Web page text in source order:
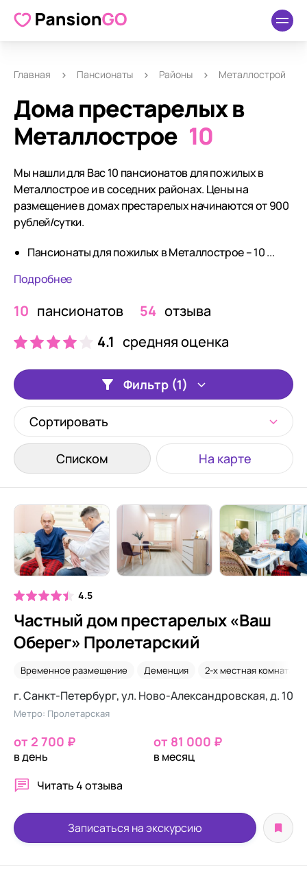
Главная Пансионаты Районы Металлострой
Дома престарелых в
Металлострое 10
Мы нашли для Вас 10 пансионатов для пожилых в
Металлострое и в соседних районах. Цены на
размещение в домах престарелых начинаются от 900
рублей/сутки.
Пансионаты для пожилых в Металлострое – 10 ...
Подробнее
10 пансионатов 54 отзыва
4.1 средняя оценка
Фильтр (1)
Сортировать
Списком На карте
4.5
Частный дом престарелых «Ваш
Оберег» Пролетарский
Временное размещение Деменция 2-х местная комната
г. Санкт-Петербург, ул. Ново-Александровская, д. 10
Метро: Пролетарская
от 2 700 ₽
в день
от 81 000 ₽
в месяц
Читать4 отзыва
Записаться на экскурсию